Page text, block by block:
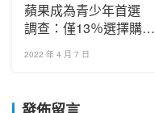
蘋果成為青少年首選
調查：僅13％選擇購買
安卓
2022 年 4 月 7 日